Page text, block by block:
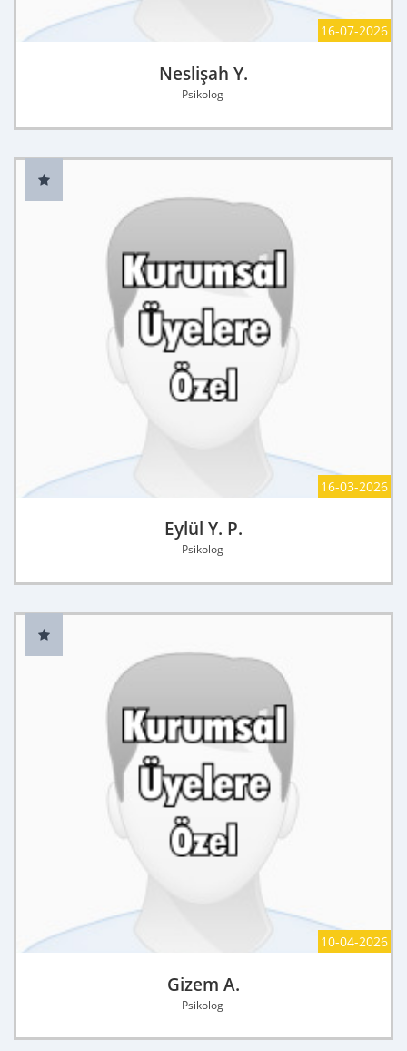
16-07-2026
Neslişah Y.
Psikolog
16-03-2026
Eylül Y. P.
Psikolog
10-04-2026
Gizem A.
Psikolog